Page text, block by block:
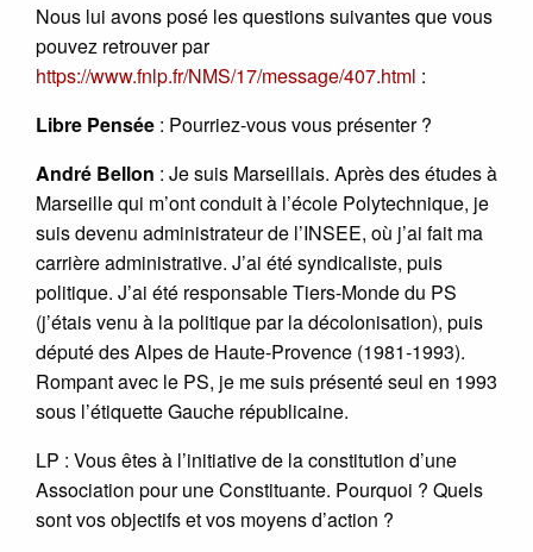
Nous lui avons posé les questions suivantes que vous
pouvez retrouver par
https://www.fnlp.fr/NMS/17/message/407.html :
Libre Pensée : Pourriez-vous vous présenter ?
André Bellon : Je suis Marseillais. Après des études à
Marseille qui m’ont conduit à l’école Polytechnique, je
suis devenu administrateur de l’INSEE, où j’ai fait ma
carrière administrative. J’ai été syndicaliste, puis
politique. J’ai été responsable Tiers-Monde du PS
(j’étais venu à la politique par la décolonisation), puis
député des Alpes de Haute-Provence (1981-1993).
Rompant avec le PS, je me suis présenté seul en 1993
sous l’étiquette Gauche républicaine.
LP : Vous êtes à l’initiative de la constitution d’une
Association pour une Constituante. Pourquoi ? Quels
sont vos objectifs et vos moyens d’action ?